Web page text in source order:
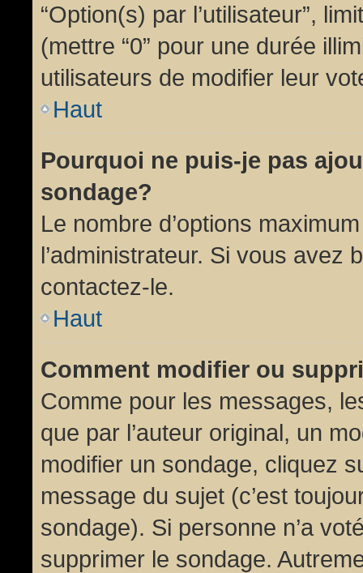
“Option(s) par l’utilisateur”,
(mettre “0” pour une durée
utilisateurs de modifier leur
Haut
Pourquoi ne puis-je pas
sondage?
Le nombre d’options
l’administrateur. Si vous avez
contactez-le.
Haut
Comment modifier ou
Comme pour les messages,
que par l’auteur original, un
modifier un sondage, cliquez
message du sujet (c’est
sondage). Si personne n’a
supprimer le sondage.